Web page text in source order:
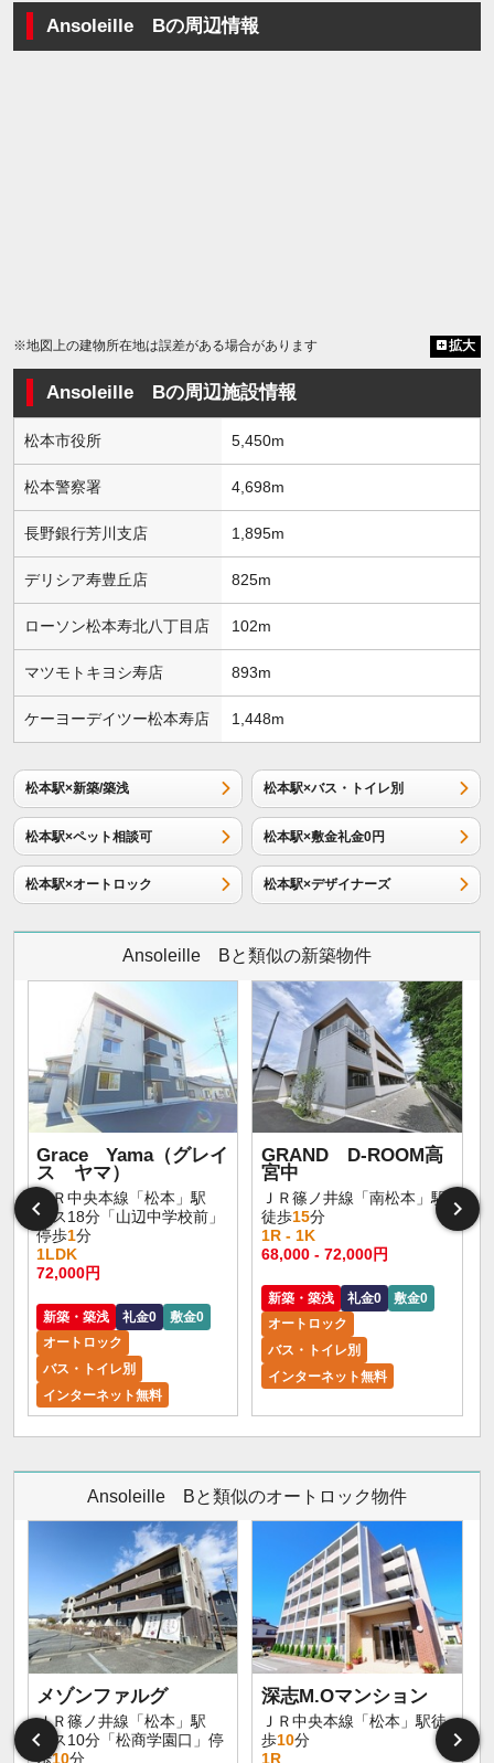
Ansoleille Bの周辺情報
※地図上の建物所在地は誤差がある場合があります 拡大
Ansoleille Bの周辺施設情報
松本市役所 5,450m
松本警察署 4,698m
長野銀行芳川支店 1,895m
デリシア寿豊丘店 825m
ローソン松本寿北八丁目店 102m
マツモトキヨシ寿店 893m
ケーヨーデイツー松本寿店 1,448m
松本駅×新築/築浅 松本駅×バス・トイレ別
松本駅×ペット相談可 松本駅×敷金礼金0円
松本駅×オートロック 松本駅×デザイナーズ
Ansoleille Bと類似の新築物件
Grace Yama（グレイ
ス ヤマ）
ＪＲ中央本線「松本」駅
バス18分「山辺中学校前」
停歩1分
1LDK
72,000円
新築・築浅 礼金0
敷金0
オートロック
バス・トイレ別
インターネット無料
GRAND D-ROOM高
宮中
ＪＲ篠ノ井線「南松本」駅
徒歩15分
1R - 1K
68,000 - 72,000円
新築・築浅 礼金0
敷金0
オートロック
バス・トイレ別
インターネット無料
Ansoleille Bと類似のオートロック物件
メゾンファルグ
ＪＲ篠ノ井線「松本」駅
バス10分「松商学園口」停
歩10分
深志M.Oマンション
ＪＲ中央本線「松本」駅徒
歩10分
1R